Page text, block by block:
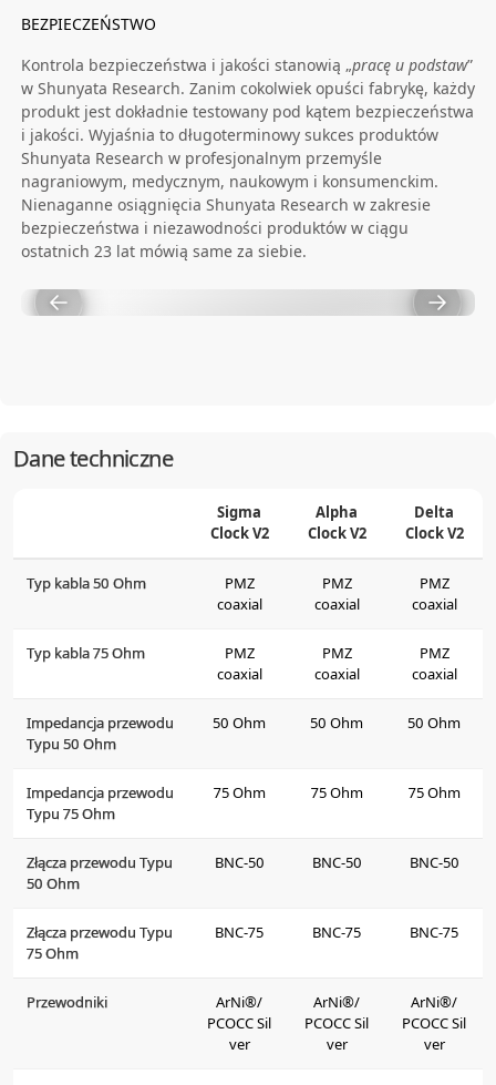
BEZPIECZEŃSTWO
Kontrola bezpieczeństwa i jakości stanowią „pracę u podstaw”
w Shunyata Research. Zanim cokolwiek opuści fabrykę, każdy
produkt jest dokładnie testowany pod kątem bezpieczeństwa
i jakości. Wyjaśnia to długoterminowy sukces produktów
Shunyata Research w profesjonalnym przemyśle
nagraniowym, medycznym, naukowym i konsumenckim.
Nienaganne osiągnięcia Shunyata Research w zakresie
bezpieczeństwa i niezawodności produktów w ciągu
ostatnich 23 lat mówią same za siebie.
Dane techniczne
Sigma
Clock V2
Alpha
Clock V2
Delta
Clock V2
Typ kabla 50 Ohm
PMZ
coaxial
PMZ
coaxial
PMZ
coaxial
Typ kabla 75 Ohm
PMZ
coaxial
PMZ
coaxial
PMZ
coaxial
Impedancja przewodu
Typu 50 Ohm
50 Ohm 50 Ohm 50 Ohm
Impedancja przewodu
Typu 75 Ohm
75 Ohm 75 Ohm 75 Ohm
Złącza przewodu Typu
50 Ohm
BNC-50 BNC-50 BNC-50
Złącza przewodu Typu
75 Ohm
BNC-75 BNC-75 BNC-75
Przewodniki
ArNi®/
PCOCC Sil
ver
ArNi®/
PCOCC Sil
ver
ArNi®/
PCOCC Sil
ver